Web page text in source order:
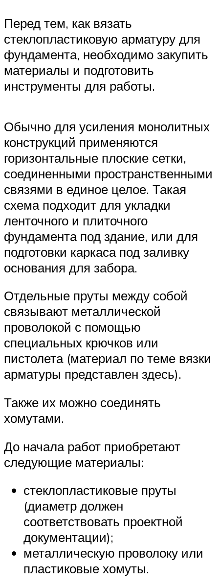
Перед тем, как вязать
стеклопластиковую арматуру для
фундамента, необходимо закупить
материалы и подготовить
инструменты для работы.
Обычно для усиления монолитных
конструкций применяются
горизонтальные плоские сетки,
соединенными пространственными
связями в единое целое. Такая
схема подходит для укладки
ленточного и плиточного
фундамента под здание, или для
подготовки каркаса под заливку
основания для забора.
Отдельные пруты между собой
связывают металлической
проволокой с помощью
специальных крючков или
пистолета (материал по теме вязки
арматуры представлен здесь).
Также их можно соединять
хомутами.
До начала работ приобретают
следующие материалы:
стеклопластиковые пруты
(диаметр должен
соответствовать проектной
документации);
металлическую проволоку или
пластиковые хомуты.